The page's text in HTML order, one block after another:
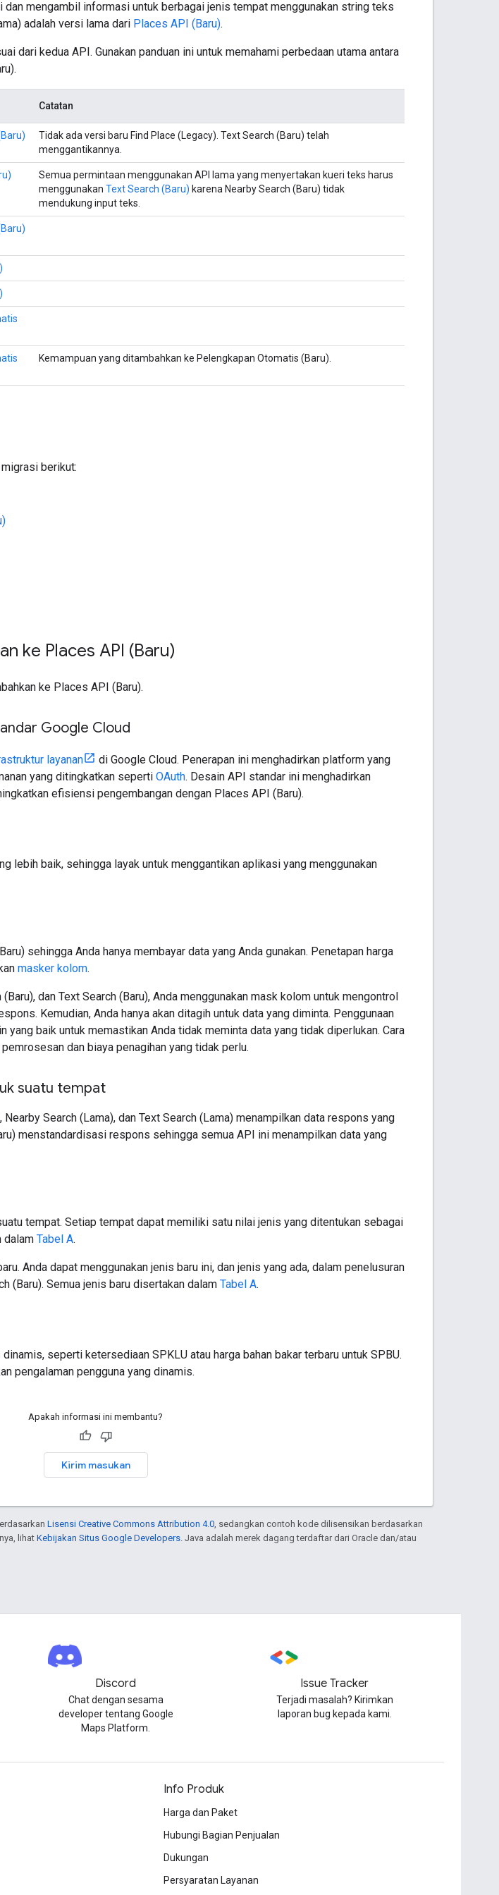
dan mengambil informasi untuk berbagai jenis tempat menggunakan string teks
adalah versi lama dari Places API (Baru).
dari kedua API. Gunakan panduan ini untuk memahami perbedaan utama antara
Catatan
Tidak ada versi baru Find Place (Legacy). Text Search (Baru) telah
menggantikannya.
Semua permintaan menggunakan API lama yang menyertakan kueri teks harus
menggunakan Text Search (Baru) karena Nearby Search (Baru) tidak
mendukung input teks.
Kemampuan yang ditambahkan ke Pelengkapan Otomatis (Baru).
migrasi berikut:
ke Places API (Baru)
ke Places API (Baru).
Google Cloud
layanan
di Google Cloud. Penerapan ini menghadirkan platform yang
yang ditingkatkan seperti OAuth. Desain API standar ini menghadirkan
efisiensi pengembangan dengan Places API (Baru).
lebih baik, sehingga layak untuk menggantikan aplikasi yang menggunakan
sehingga Anda hanya membayar data yang Anda gunakan. Penetapan harga
masker kolom.
dan Text Search (Baru), Anda menggunakan mask kolom untuk mengontrol
Kemudian, Anda hanya akan ditagih untuk data yang diminta. Penggunaan
yang baik untuk memastikan Anda tidak meminta data yang tidak diperlukan. Cara
dan biaya penagihan yang tidak perlu.
suatu tempat
Nearby Search (Lama), dan Text Search (Lama) menampilkan data respons yang
menstandardisasi respons sehingga semua API ini menampilkan data yang
tempat. Setiap tempat dapat memiliki satu nilai jenis yang ditentukan sebagai
dalam Tabel A.
Anda dapat menggunakan jenis baru ini, dan jenis yang ada, dalam penelusuran
(Baru). Semua jenis baru disertakan dalam Tabel A.
seperti ketersediaan SPKLU atau harga bahan bakar terbaru untuk SPBU.
pengalaman pengguna yang dinamis.
Apakah informasi ini membantu?
Kirim masukan
Lisensi Creative Commons Attribution 4.0 , sedangkan contoh kode dilisensikan berdasarkan
lihat Kebijakan Situs Google Developers . Java adalah merek dagang terdaftar dari Oracle dan/atau
Discord
Chat dengan sesama
developer tentang Google
Maps Platform.
Issue Tracker
Terjadi masalah? Kirimkan
laporan bug kepada kami.
Info Produk
Harga dan Paket
Hubungi Bagian Penjualan
Dukungan
Persyaratan Layanan